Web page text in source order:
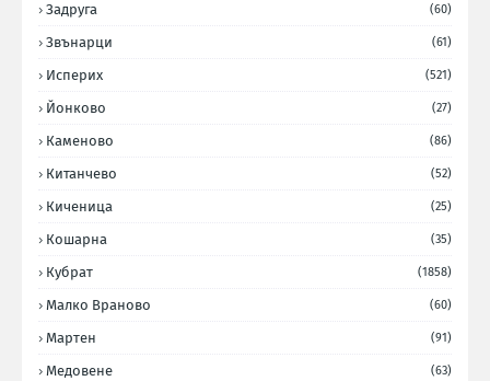
Задруга (60)
Звънарци (61)
Исперих (521)
Йонково (27)
Каменово (86)
Китанчево (52)
Киченица (25)
Кошарна (35)
Кубрат (1858)
Малко Враново (60)
Мартен (91)
Медовене (63)